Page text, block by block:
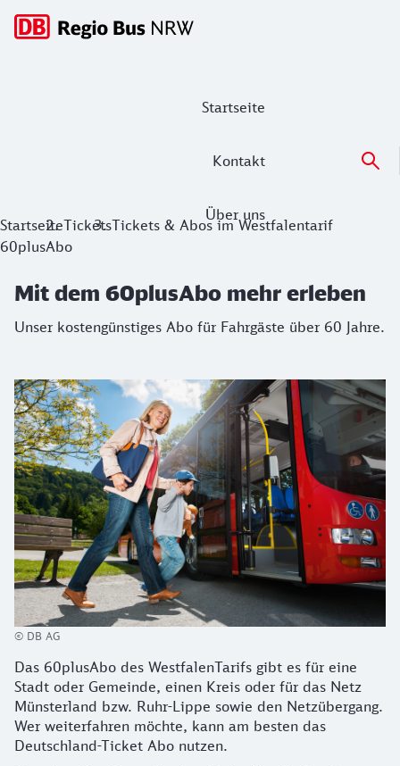
Startseite
Kontakt
Über uns
Hauptnavigation
Mit dem 60plusAbo mehr erleben
Unser kostengünstiges Abo für Fahrgäste über 60 Jahre.
StartseiteTicketsTickets & Abos im Westfalentarif
60plusAbo
Mit dem 60plusAbo mehr erleben
Unser kostengünstiges Abo für Fahrgäste über 60 Jahre.
© DB AG
Das 60plusAbo des WestfalenTarifs gibt es für eine
Stadt oder Gemeinde, einen Kreis oder für das Netz
Münsterland bzw. Ruhr-Lippe sowie den Netzübergang.
Wer weiterfahren möchte, kann am besten das
Deutschland-Ticket Abo nutzen.